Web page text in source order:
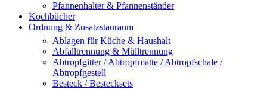
Pfannenhalter & Pfannenständer
Kochbücher
Ordnung & Zusatzstauraum
Ablagen für Küche & Haushalt
Abfalltrennung & Mülltrennung
Abtropfgitter / Abtropfmatte / Abtropfschale /
Abtropfgestell
Besteck / Bestecksets